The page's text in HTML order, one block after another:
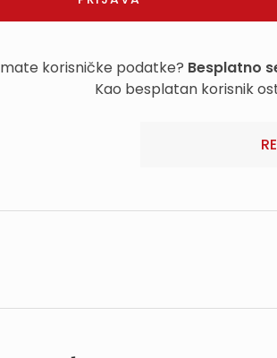
korisničke podatke? Besplatno
Kao besplatan korisnik